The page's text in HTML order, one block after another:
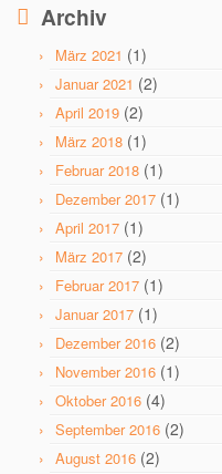
Archiv
März 2021 (1)
Januar 2021 (2)
April 2019 (2)
März 2018 (1)
Februar 2018 (1)
Dezember 2017 (1)
April 2017 (1)
März 2017 (2)
Februar 2017 (1)
Januar 2017 (1)
Dezember 2016 (2)
November 2016 (1)
Oktober 2016 (4)
September 2016 (2)
August 2016 (2)